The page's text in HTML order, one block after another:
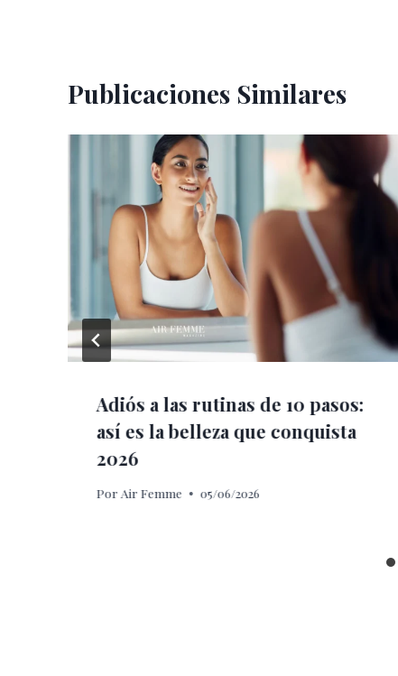
Publicaciones Similares
Adiós a las rutinas de 10 pasos:
así es la belleza que conquista
2026
Por Air Femme 05/06/2026